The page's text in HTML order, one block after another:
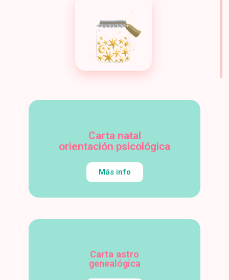
Carta natal
orientación psicológica
Más info
Carta astro
genealógica